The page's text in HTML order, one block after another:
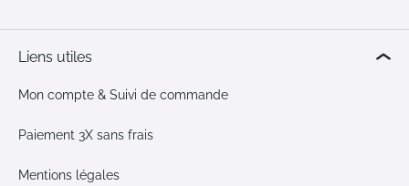
Liens utiles
Mon compte & Suivi de commande
Paiement 3X sans frais
Mentions légales